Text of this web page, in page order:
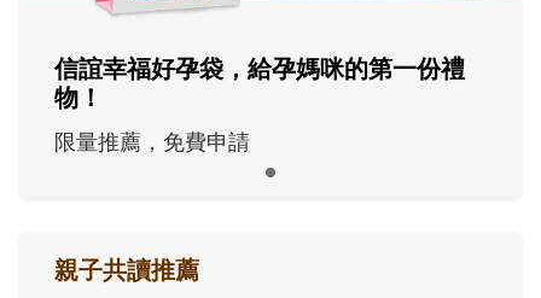
信誼幸福好孕袋，給孕媽咪的第一份禮
物！
限量推薦，免費申請
親子共讀推薦